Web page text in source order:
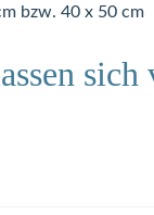
bzw. 40 x 50 cm